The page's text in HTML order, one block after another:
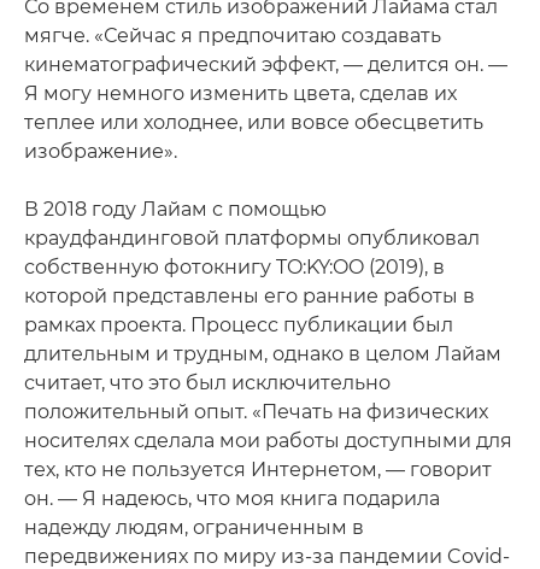
Со временем стиль изображений Лайама стал
мягче. «Сейчас я предпочитаю создавать
кинематографический эффект, — делится он. —
Я могу немного изменить цвета, сделав их
теплее или холоднее, или вовсе обесцветить
изображение».
В 2018 году Лайам с помощью
краудфандинговой платформы опубликовал
собственную фотокнигу TO:KY:OO (2019), в
которой представлены его ранние работы в
рамках проекта. Процесс публикации был
длительным и трудным, однако в целом Лайам
считает, что это был исключительно
положительный опыт. «Печать на физических
носителях сделала мои работы доступными для
тех, кто не пользуется Интернетом, — говорит
он. — Я надеюсь, что моя книга подарила
надежду людям, ограниченным в
передвижениях по миру из-за пандемии Covid-